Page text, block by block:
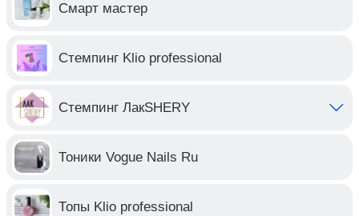
Смарт мастер
Стемпинг Klio professional
Стемпинг ЛакSHERY
Тоники Vogue Nails Ru
Топы Klio professional